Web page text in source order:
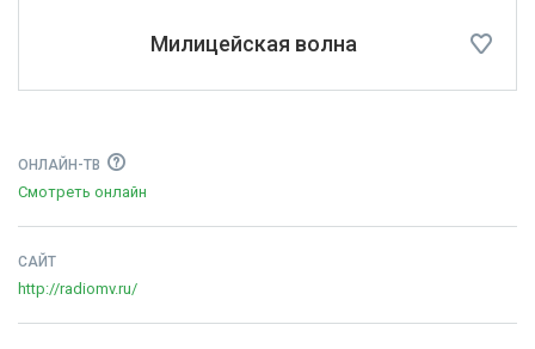
Милицейская волна
ОНЛАЙН-ТВ
Смотреть онлайн
САЙТ
http://radiomv.ru/